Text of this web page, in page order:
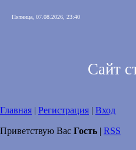
Пятница, 07.08.2026, 23:40
Сайт
Главная | Регистрация | Вход
Приветствую Вас Гость | RSS